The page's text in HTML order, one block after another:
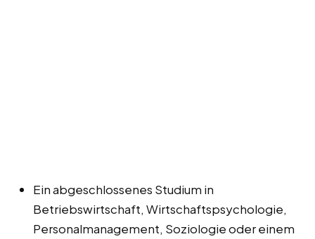
Ein abgeschlossenes Studium in
Betriebswirtschaft, Wirtschaftspsychologie,
Personalmanagement, Soziologie oder einem